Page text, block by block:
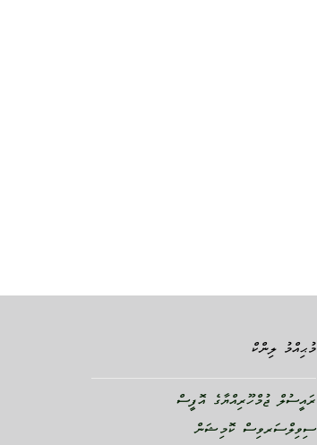
މުޙިއްމު ލިންކް
ރައީސުލް ޖުމްހޫރިއްޔާގެ އޮފީސް
ސިވިލްސަރވިސް ކޮމިޝަން